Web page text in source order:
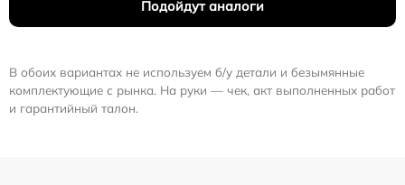
Подойдут аналоги
В обоих вариантах не используем б/у детали и безымянные
комплектующие с рынка. На руки — чек, акт выполненных работ
и гарантийный талон.